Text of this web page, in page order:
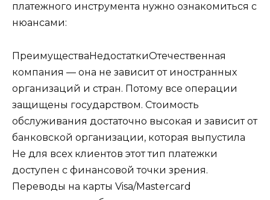
платежного инструмента нужно ознакомиться с
нюансами:
ПреимуществаНедостаткиОтечественная
компания — она не зависит от иностранных
организаций и стран. Потому все операции
защищены государством. Стоимость
обслуживания достаточно высокая и зависит от
банковской организации, которая выпустила
Не для всех клиентов этот тип платежки
доступен с финансовой точки зрения.
Переводы на карты Visa/Mastercard